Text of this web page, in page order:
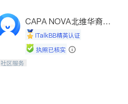
CAPA NOVA北维华裔家
长会iTalkBB精英认证
执照已核实
连接家长与社会，赋能孩子与下一代，
社区服务